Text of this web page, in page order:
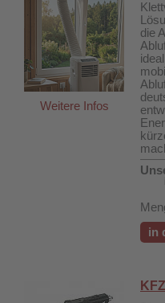
Weitere Infos
die
in